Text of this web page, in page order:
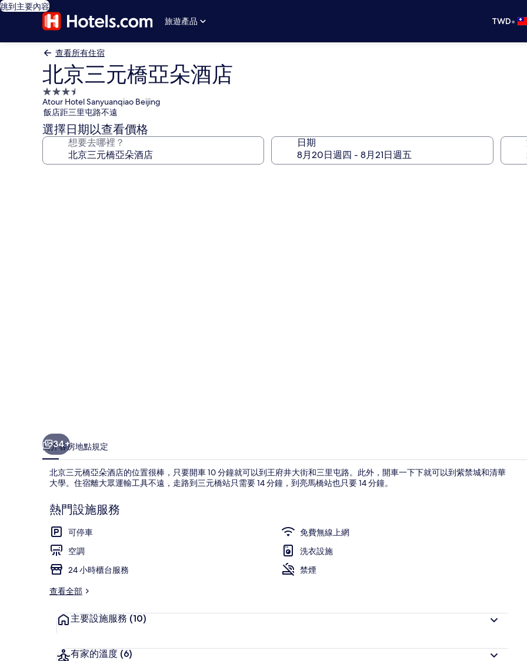
跳到主要內容
旅遊產品
TWD•
查看所有住宿
北京三元橋亞朵酒店
3.5
星
級
住
宿
Atour Hotel Sanyuanqiao Beijing
飯店距三里屯路不遠
選擇日期以查看價格
想要去哪裡？ 日期
34+
簡介客房地點規定
北京三元橋亞朵酒店的位置很棒，只要開車 10 分鐘就可以到王府井大街和三里屯路。此外，開車一下下就可以到紫禁城和清華
大學。住宿離大眾運輸工具不遠，走路到三元橋站只需要 14 分鐘，到亮馬橋站也只要 14 分鐘。
熱門設施服務
可停車
免費無線上網
空調
洗衣設施
24 小時櫃台服務
禁煙
查看全部
主要設施服務 (10)
有家的溫度 (6)